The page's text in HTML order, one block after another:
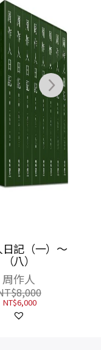
記（一）～
（八）
周作人
8,000
NT$6,000